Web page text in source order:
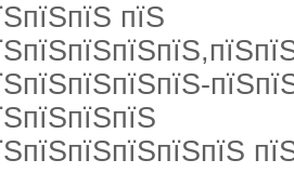
пїЅ